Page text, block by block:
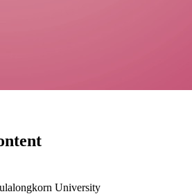
University